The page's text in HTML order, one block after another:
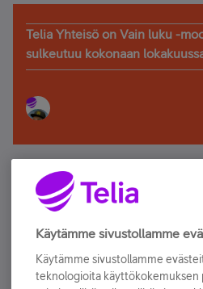
Telia Yhteisö on Vain luku -
sulkeutuu kokonaan
Älä jää paitsi – osallistu
Tilaa Telian uutiskirje ja olet
sähköpostiisi.
Käytämme sivustollamme
Käytämme sivustollamme
teknologioita käyttökokemuksen